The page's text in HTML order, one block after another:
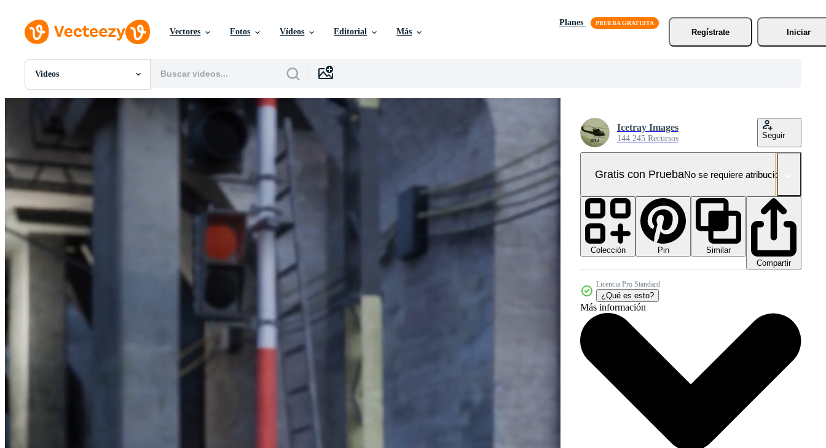
Vectores Fotos Vídeos Editorial Más
Planes
Regístrate
Iniciar
Videos
Todas Imágenes
Plantillas
Vectores
Gráficos en Movimiento
Eventos Editoriales
Icetray Images
144.245 Recursos Seguir
Gratis con PruebaNo se requiere atribución!
Colección Pin
Similar
Compartir
Licencia Pro Standard
¿Qué es esto?
Más información